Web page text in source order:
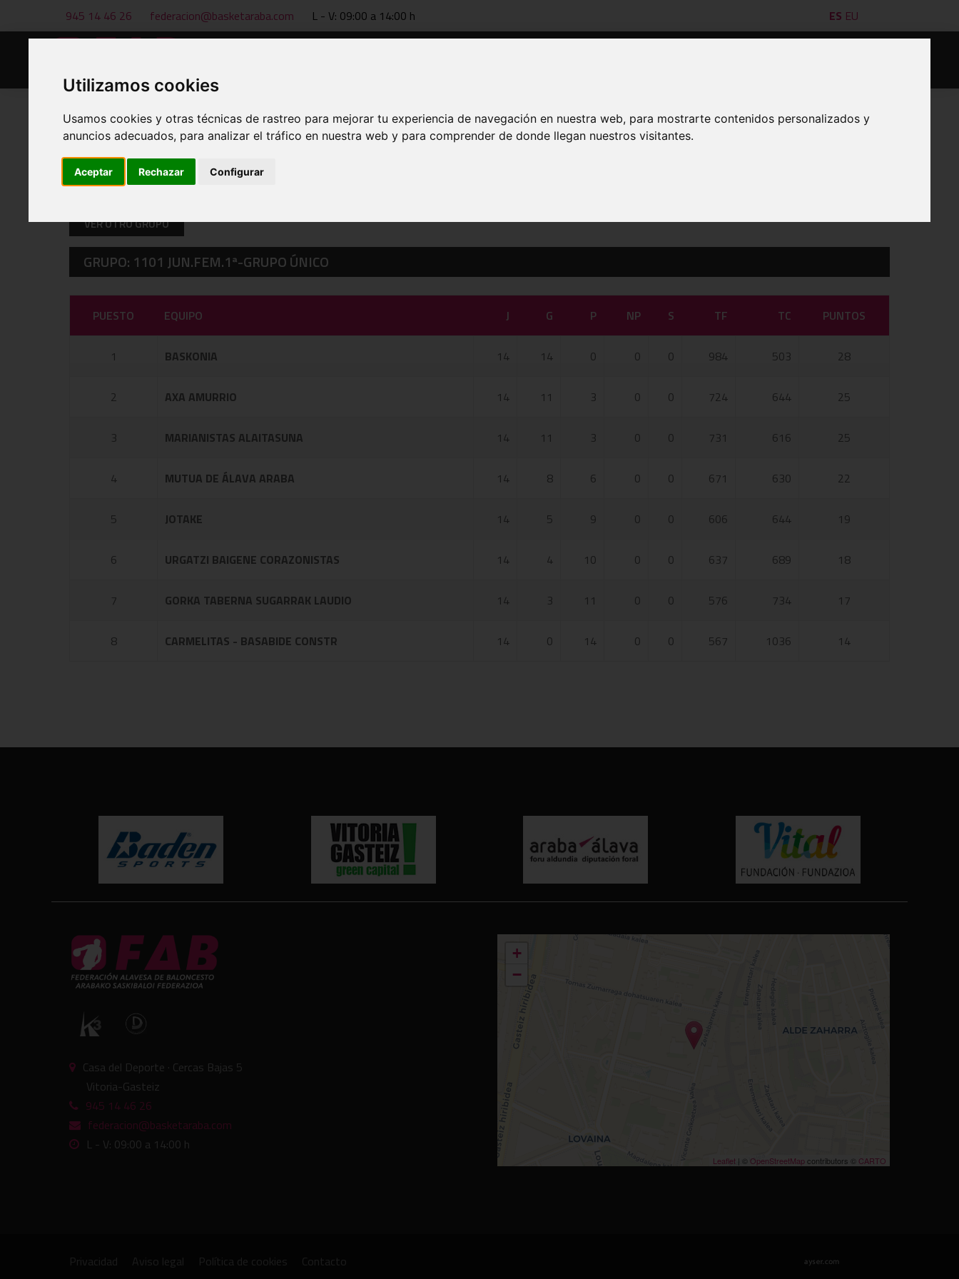
Utilizamos cookies
Usamos cookies y otras técnicas de rastreo para mejorar tu experiencia de navegación en nuestra web, para mostrarte contenidos personalizados y
anuncios adecuados, para analizar el tráfico en nuestra web y para comprender de donde llegan nuestros visitantes.
Aceptar Rechazar Configurar
945 14 46 26 federacion@basketaraba.com L - V: 09:00 a 14:00 h ES EU
CLASIFICACIONES A 06 DE AUG DE 2026
VER OTRO GRUPO
GRUPO: 1101 JUN.FEM.1ª-GRUPO ÚNICO
PUESTO EQUIPO J G P NP S TF TC PUNTOS
1 BASKONIA 14 14 0 0 0 984 503 28
2 AXA AMURRIO 14 11 3 0 0 724 644 25
3 MARIANISTAS ALAITASUNA 14 11 3 0 0 731 616 25
4 MUTUA DE ÁLAVA ARABA 14 8 6 0 0 671 630 22
5 JOTAKE 14 5 9 0 0 606 644 19
6 URGATZI BAIGENE CORAZONISTAS 14 4 10 0 0 637 689 18
7 GORKA TABERNA SUGARRAK LAUDIO 14 3 11 0 0 576 734 17
8 CARMELITAS - BASABIDE CONSTR 14 0 14 0 0 567 1036 14
Casa del Deporte · Cercas Bajas 5
Vitoria-Gasteiz
945 14 46 26
federacion@basketaraba.com
L - V: 09:00 a 14:00 h
+
−
Leaflet | © OpenStreetMapcontributors © CARTO
Privacidad Aviso legal Política de cookies Contacto